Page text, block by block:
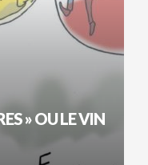
» OU LE VIN